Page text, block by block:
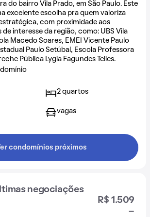
do bairro Vila Prado, em São Paulo. Este
excelente escolha pra quem valoriza
com proximidade aos
interesse da região, como: UBS Vila
Macedo Soares, EMEI Vicente Paulo
Paulo Setúbal, Escola Professora
Pública Lygia Fagundes Telles.
2 quartos
vagas
condomínios próximos
negociações
R$ 1.509
-